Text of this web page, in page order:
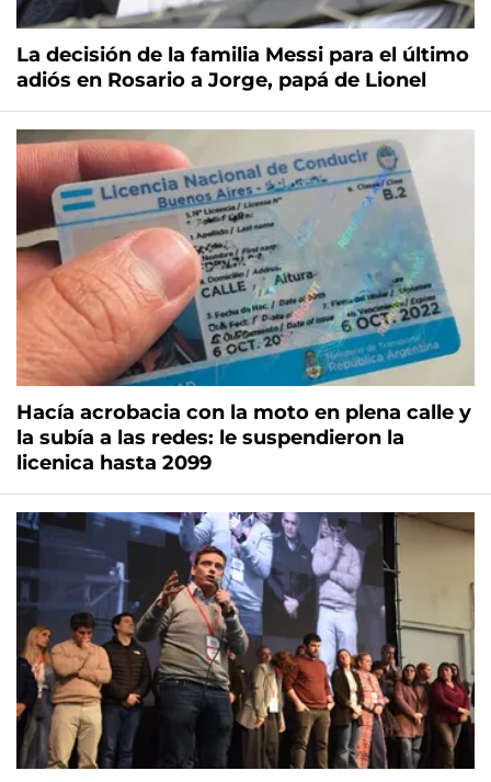
La decisión de la familia Messi para el último
adiós en Rosario a Jorge, papá de Lionel
Hacía acrobacia con la moto en plena calle y
la subía a las redes: le suspendieron la
licenica hasta 2099